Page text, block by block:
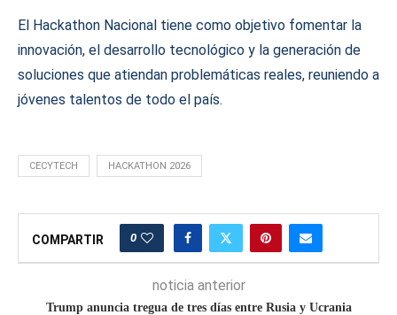
El Hackathon Nacional tiene como objetivo fomentar la
innovación, el desarrollo tecnológico y la generación de
soluciones que atiendan problemáticas reales, reuniendo a
jóvenes talentos de todo el país.
CECYTECH HACKATHON 2026
COMPARTIR 0
noticia anterior
Trump anuncia tregua de tres días entre Rusia y Ucrania